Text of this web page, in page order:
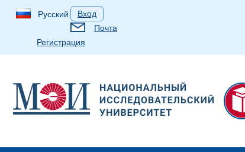
Русский
Вход
Почта
Регистрация